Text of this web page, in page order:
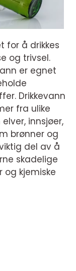
for å drikkes
og trivsel.
er egnet
Drikkevann
fra ulike
innsjøer,
brønner og
del av å
skadelige
og kjemiske